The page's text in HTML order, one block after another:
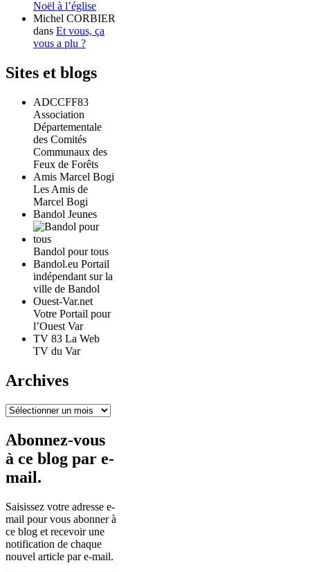
Noël à l’église
Michel CORBIER
dans Et vous, ça
vous a plu ?
Sites et blogs
ADCCFF83
Association
Départementale
des Comités
Communaux des
Feux de Forêts
Amis Marcel Bogi
Les Amis de
Marcel Bogi
Bandol Jeunes
Bandol pour tous
Bandol.eu Portail
indépendant sur la
ville de Bandol
Ouest-Var.net
Votre Portail pour
l’Ouest Var
TV 83 La Web
TV du Var
Archives
Archives
Abonnez-vous
à ce blog par e-
mail.
Saisissez votre adresse e-
mail pour vous abonner à
ce blog et recevoir une
notification de chaque
nouvel article par e-mail.